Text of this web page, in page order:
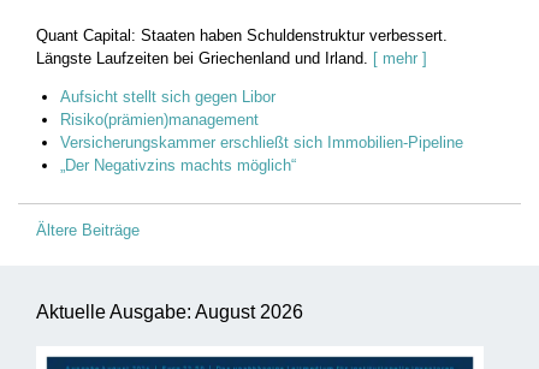
Quant Capital: Staaten haben Schuldenstruktur verbessert.
Längste Laufzeiten bei Griechenland und Irland. [ mehr ]
Aufsicht stellt sich gegen Libor
Risiko(prämien)management
Versicherungskammer erschließt sich Immobilien-Pipeline
„Der Negativzins machts möglich“
Beitragsnavigation
Ältere Beiträge
Aktuelle Ausgabe: August 2026